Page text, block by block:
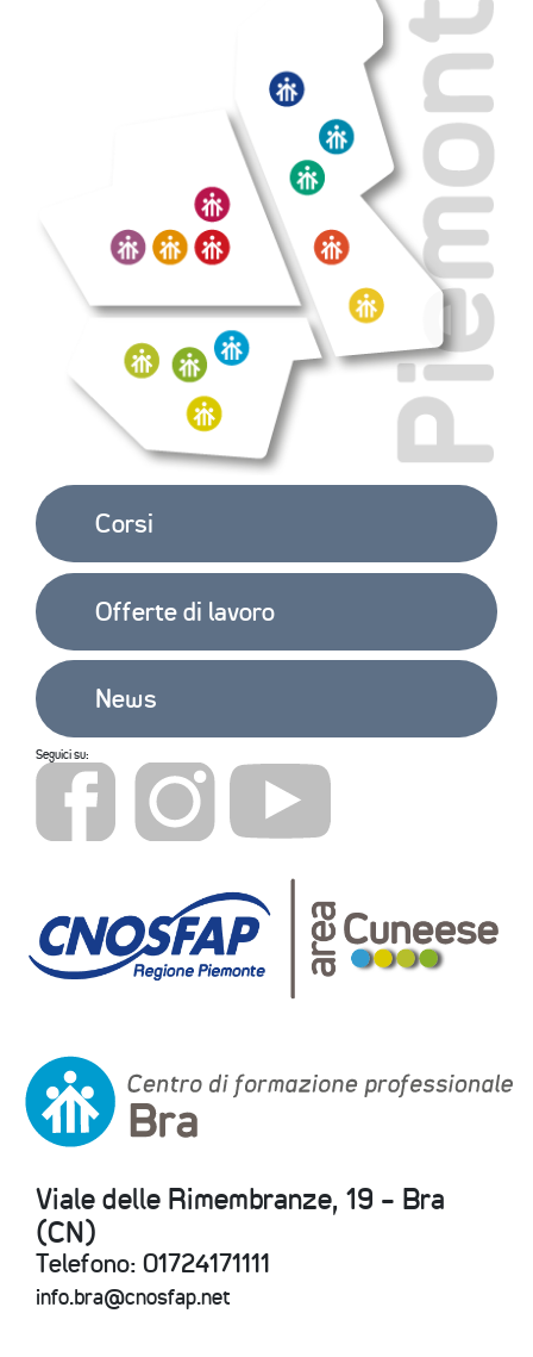
ORIENTAMENTO
E
ACCREDITAMENTO
EXTRA
CONTATTI
Corsi
Offerte di lavoro
News
Seguici su:
Viale delle Rimembranze, 19 - Bra
(CN)
Telefono: 01724171111
info.bra@cnosfap.net